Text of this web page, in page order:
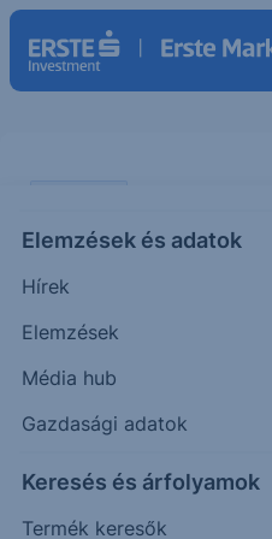
Elemzések és adatok
Hírek
Elemzések
Média hub
Gazdasági adatok
Keresés és árfolyamok
Termék keresők
A Gloster bejelentette,
Gloster Cloud Zrt. és a